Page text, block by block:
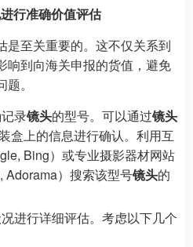
行准确价值评估
是至关重要的。这不仅关系到
响到向海关申报的货值，避免
。
录镜头的型号。可以通过镜头
盒上的信息进行确认。利用互
Bing）或专业摄影器材网站
Adorama）搜索该型号镜头的
进行详细评估。考虑以下几个